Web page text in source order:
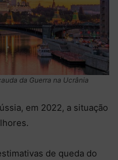
da Guerra na Ucrânia
em 2022, a situação
de queda do